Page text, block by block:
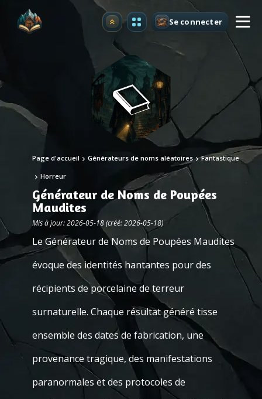
Premium Se connecter
Page d'accueil Générateurs de noms aléatoires Fantastique
Horreur
Générateur de Noms de Poupées
Maudites
Mis à jour: 2026-05-18 (créé: 2026-05-18)
Le Générateur de Noms de Poupées Maudites
évoque des identités hantantes pour des
récipients de porcelaine de terreur
surnaturelle. Chaque résultat généré tisse
ensemble des dates de fabrication, une
provenance tragique, des manifestations
paranormales et des protocoles de